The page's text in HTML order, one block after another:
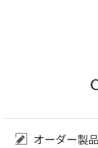
オーダー製品